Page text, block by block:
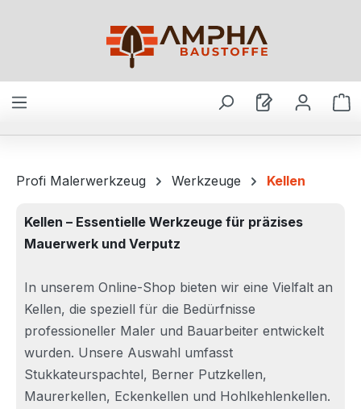
Profi Malerwerkzeug Werkzeuge Kellen
Kellen – Essentielle Werkzeuge für präzises
Mauerwerk und Verputz
In unserem Online-Shop bieten wir eine Vielfalt an
Kellen, die speziell für die Bedürfnisse
professioneller Maler und Bauarbeiter entwickelt
wurden. Unsere Auswahl umfasst
Stukkateurspachtel, Berner Putzkellen,
Maurerkellen, Eckenkellen und Hohlkehlenkellen.